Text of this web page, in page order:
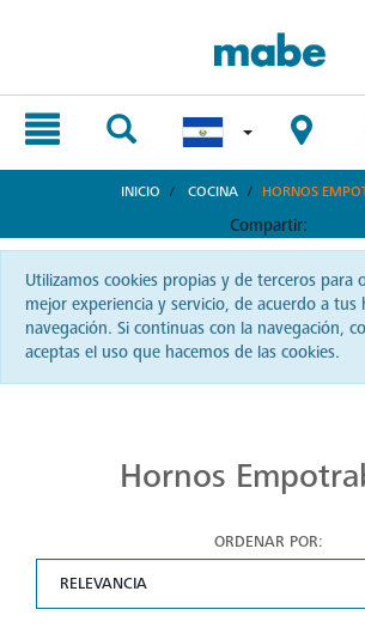
INICIO COCINA HORNOS
Compartir:
Utilizamos cookies propias y de terceros para
mejor experiencia y servicio, de acuerdo a tus
navegación. Si continuas con la navegación,
aceptas el uso que hacemos de las cookies.
Hornos
ORDENAR POR: